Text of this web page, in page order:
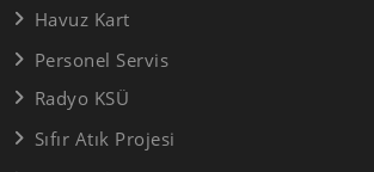
Havuz Kart
Personel Servis
Radyo KSÜ
Sıfır Atık Projesi